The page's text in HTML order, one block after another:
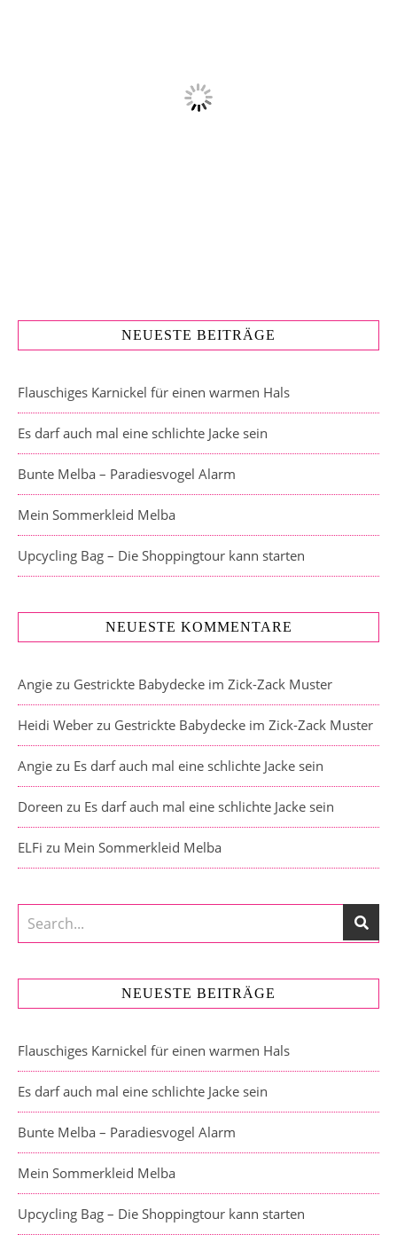
NEUESTE BEITRÄGE
Flauschiges Karnickel für einen warmen Hals
Es darf auch mal eine schlichte Jacke sein
Bunte Melba – Paradiesvogel Alarm
Mein Sommerkleid Melba
Upcycling Bag – Die Shoppingtour kann starten
NEUESTE KOMMENTARE
Angie zu Gestrickte Babydecke im Zick-Zack Muster
Heidi Weber zu Gestrickte Babydecke im Zick-Zack Muster
Angie zu Es darf auch mal eine schlichte Jacke sein
Doreen zu Es darf auch mal eine schlichte Jacke sein
ELFi zu Mein Sommerkleid Melba
NEUESTE BEITRÄGE
Flauschiges Karnickel für einen warmen Hals
Es darf auch mal eine schlichte Jacke sein
Bunte Melba – Paradiesvogel Alarm
Mein Sommerkleid Melba
Upcycling Bag – Die Shoppingtour kann starten